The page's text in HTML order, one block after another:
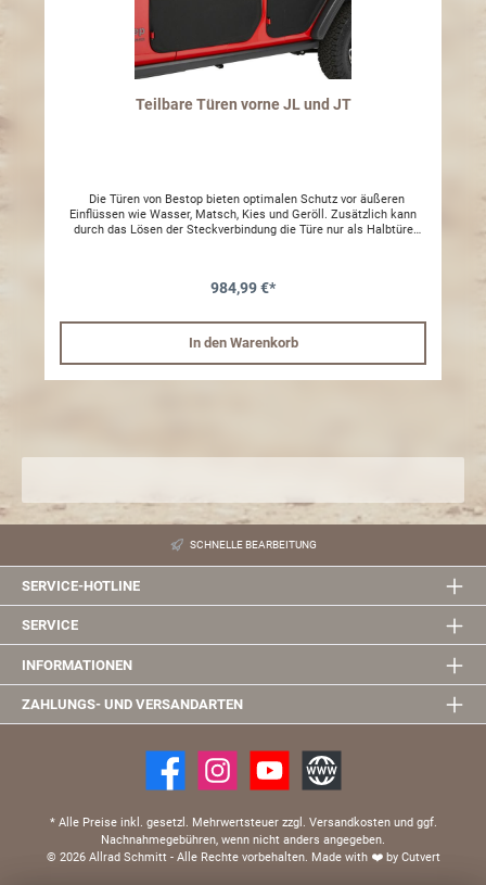
Teilbare Türen vorne JL und JT
Die Türen von Bestop bieten optimalen Schutz vor äußeren
Einflüssen wie Wasser, Matsch, Kies und Geröll. Zusätzlich kann
durch das Lösen der Steckverbindung die Türe nur als Halbtüre
Hälften werden durch Steckverbindungen mit den unteren
Lieferumfang: 2 Halbtüren inkl. Aufsteckfenster rechts und links 2
abschließbare Türgriffe rechts und links Farbcode Bestop: Black
Diamond -35
984,99 €*
In den Warenkorb
SCHNELLE BEARBEITUNG
SERVICE-HOTLINE
SERVICE
INFORMATIONEN
ZAHLUNGS- UND VERSANDARTEN
* Alle Preise inkl. gesetzl. Mehrwertsteuer zzgl. Versandkosten und ggf.
Nachnahmegebühren, wenn nicht anders angegeben.
© 2026 Allrad Schmitt - Alle Rechte vorbehalten. Made with ❤️by Cutvert